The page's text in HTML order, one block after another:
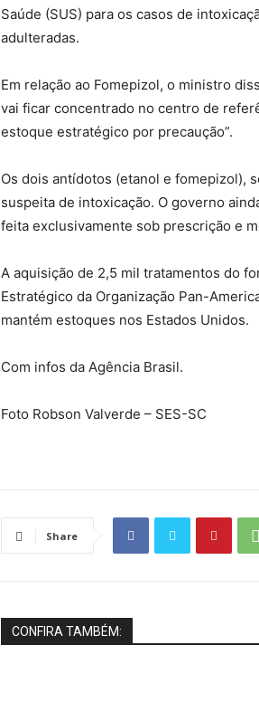
Saúde (SUS) para os casos de
adulteradas.
Em relação ao Fomepizol, o ministro
vai ficar concentrado no centro de
estoque estratégico por precaução”.
Os dois antídotos (etanol e fomepizol),
suspeita de intoxicação. O governo
feita exclusivamente sob prescrição e
A aquisição de 2,5 mil tratamentos do
Estratégico da Organização Pan-
mantém estoques nos Estados Unidos.
Com infos da Agência Brasil.
Foto Robson Valverde – SES-SC
Share
CONFIRA TAMBÉM: